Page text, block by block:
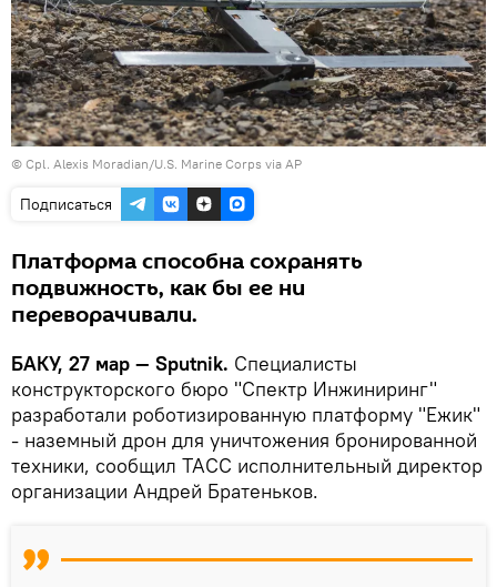
© Cpl. Alexis Moradian/U.S. Marine Corps via AP
Подписаться
Платформа способна сохранять
подвижность, как бы ее ни
переворачивали.
БАКУ, 27 мар — Sputnik. Специалисты
конструкторского бюро "Спектр Инжиниринг"
разработали роботизированную платформу "Ежик"
- наземный дрон для уничтожения бронированной
техники, сообщил ТАСС исполнительный директор
организации Андрей Братеньков.